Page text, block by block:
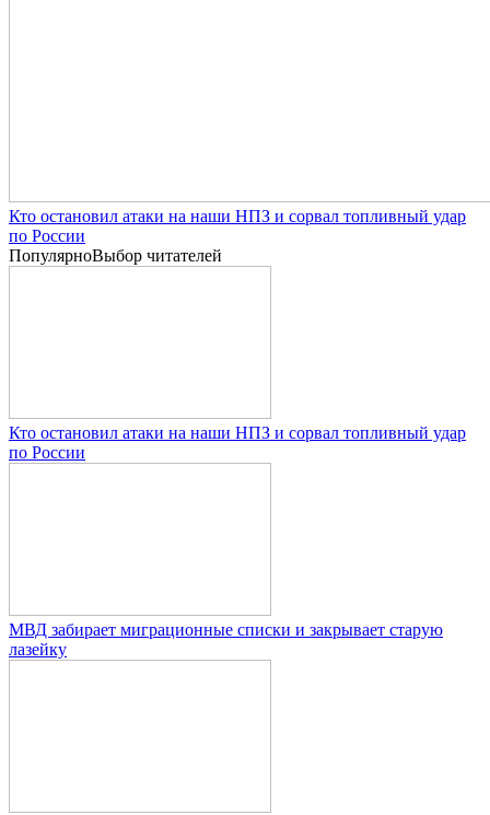
Кто остановил атаки на наши НПЗ и сорвал топливный удар
по России
ПопулярноВыбор читателей
Кто остановил атаки на наши НПЗ и сорвал топливный удар
по России
МВД забирает миграционные списки и закрывает старую
лазейку